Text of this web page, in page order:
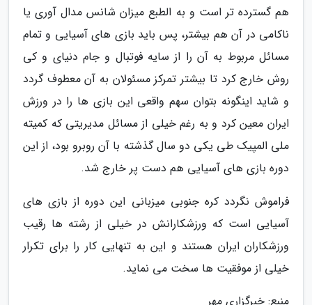
هم گسترده تر است و به الطبع میزان شانس مدال آوری یا
ناکامی در آن هم بیشتر، پس باید بازی های آسیایی و تمام
مسائل مربوط به آن را از سایه فوتبال و جام دنیای و کی
روش خارج کرد تا بیشتر تمرکز مسئولان به آن معطوف گردد
و شاید اینگونه بتوان سهم واقعی این بازی ها را در ورزش
ایران معین کرد و به رغم خیلی از مسائل مدیریتی که کمیته
ملی المپیک طی یکی دو سال گذشته با آن روبرو بود، از این
دوره بازی های آسیایی هم دست پر خارج شد.
فراموش نگردد کره جنوبی میزبانی این دوره از بازی های
آسیایی است که ورزشکارانش در خیلی از رشته ها رقیب
ورزشکاران ایران هستند و این به تنهایی کار را برای تکرار
خیلی از موفقیت ها سخت می نماید.
منبع: خبرگزاری مهر